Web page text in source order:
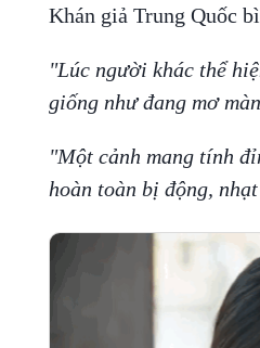
Khán giả Trung Quốc
"Lúc người khác thể
giống như đang mơ
"Một cảnh mang tính
hoàn toàn bị động,